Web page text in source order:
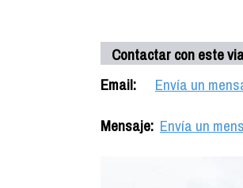
Contactar con este
Email:
Envía un
Mensaje: Envía un